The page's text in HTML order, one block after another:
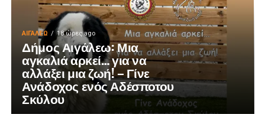
ΑΙΓΑΛΕΩ 18 ώρες ago
Δήμος Αιγάλεω: Μια
αγκαλιά αρκεί… για να
αλλάξει μια ζωή! – Γίνε
Ανάδοχος ενός Αδέσποτου
Σκύλου